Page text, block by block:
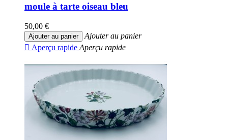
moule à tarte oiseau bleu
50,00 €
Ajouter au panier
Ajouter au panier
 Aperçu rapide Aperçu rapide